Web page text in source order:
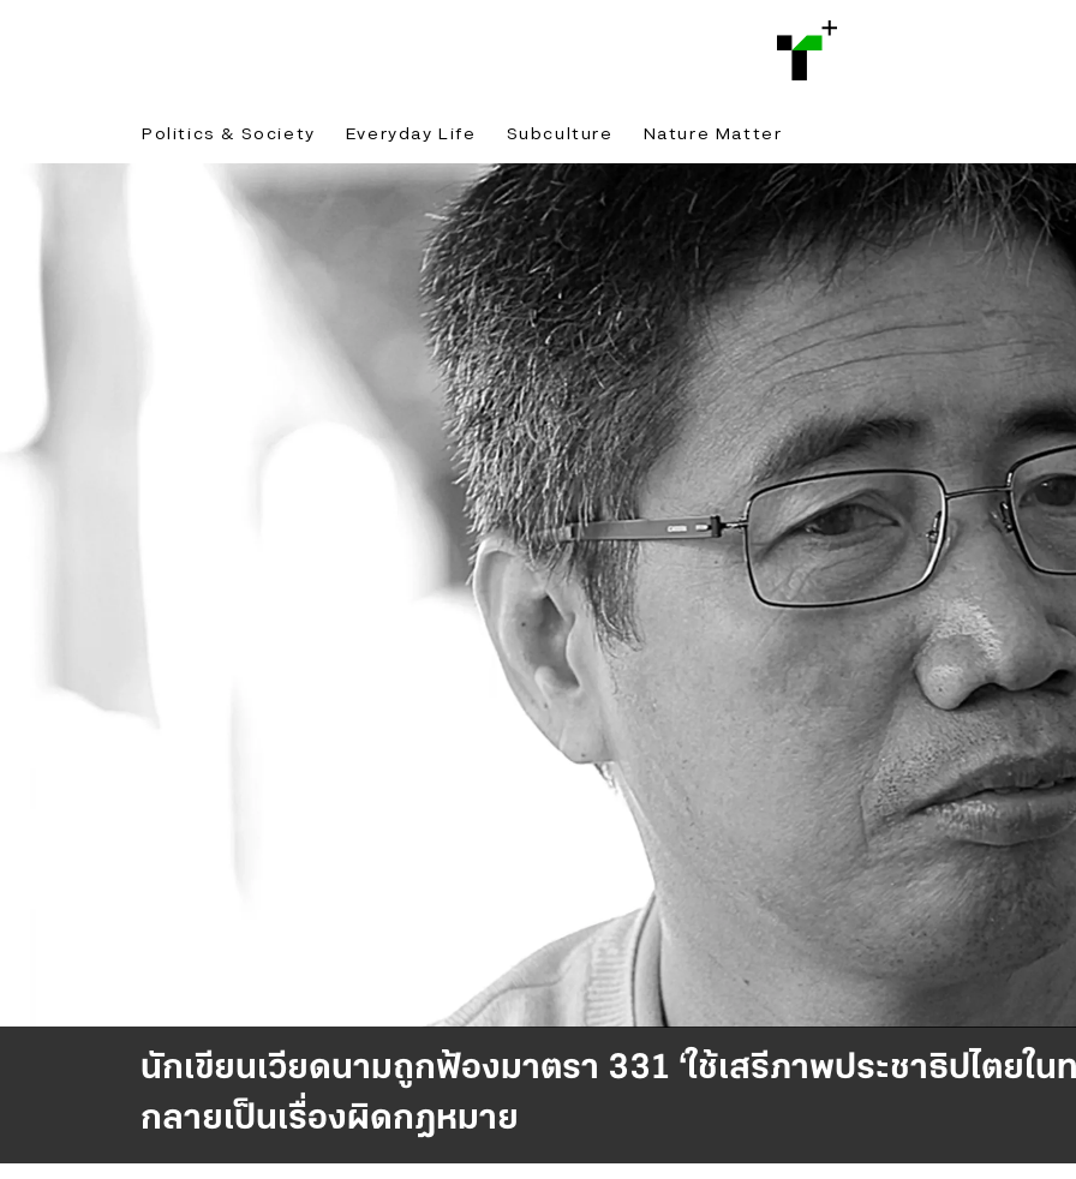
Politics & Society Everyday Life Subculture Nature Matter
นักเขียนเวียดนามถูกฟ้องมาตรา 331 ‘ใช้เสรีภาพประชาธิปไตยใ
กลายเป็นเรื่องผิดกฎหมาย